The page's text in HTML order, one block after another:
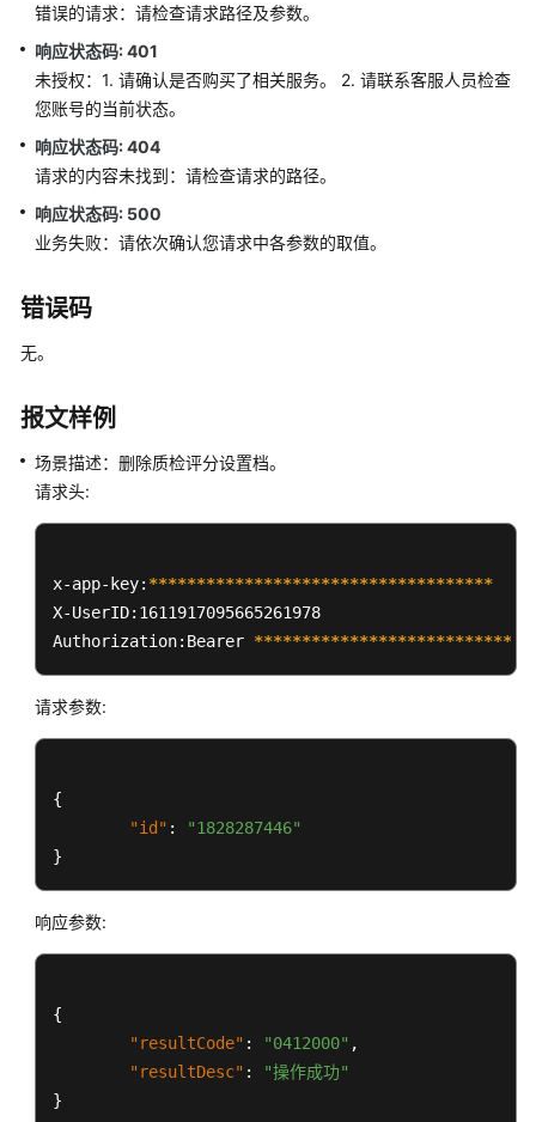
成
语
音
通
知
功
能
集
成
手
（离
座
功
成
邦
用
网
页
错误的请求：请检查请求路径及参数。
响应状态码: 401
未授权：1. 请确认是否购买了相关服务。 2. 请联系客服人员检查
您账号的当前状态。
响应状态码: 404
请求的内容未找到：请检查请求的路径。
响应状态码: 500
业务失败：请依次确认您请求中各参数的取值。
错误码
无。
报文样例
场景描述：删除质检评分设置档。
请求头:
x-app-key: ************************************
X-UserID:1611917095665261978
Authorization:Bearer ****************************
请求参数:
{
"id" :
"1828287446"
}
响应参数:
{
"resultCode" : "0412000" ,
"resultDesc" :
"操作成功"
}